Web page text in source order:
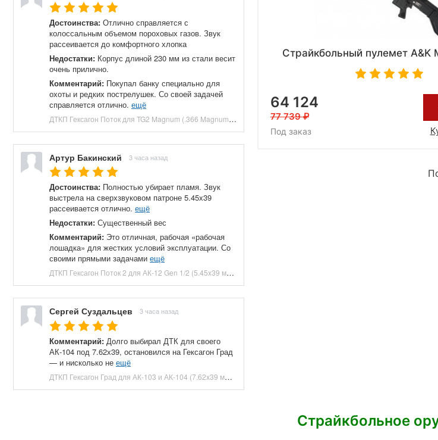
Достоинства: Отлично справляется с
колоссальным объемом пороховых газов. Звук
рассеивается до комфортного хлопка
Недостатки: Корпус длиной 230 мм из стали весит
очень прилично.
Комментарий: Покупал банку специально для
охоты и редких пострелушек. Со своей задачей
справляется отлично. ещё
ДТКП Гексагон Поток для TG2 Magnum (.366 Magnum, M24x1.5, 230 мм, банка) купить в Москве и СПБ, цена 27040 руб. Доставка по РФ!
Артур Бакинский 3 часа назад
Достоинства: Полностью убирает пламя. Звук
выстрела на сверхзвуковом патроне 5.45х39
рассеивается отлично. ещё
Недостатки: Существенный вес
Комментарий: Это отличная, рабочая «рабочая
лошадка» для жестких условий эксплуатации. Со
своими прямыми задачами ещё
ДТКП Гексагон Поток 2 для АК-12 Gen 1/2 (5.45x39 мм, байонет, 190 мм, 7 камер, банка, сталь) купить в Москве и СПБ, цена 10500 руб. Доставка по РФ!
Сергей Суздальцев 3 часа назад
Комментарий: Долго выбирал ДТК для своего
АК-104 под 7.62х39, остановился на Гексагон Град
— и нисколько не ещё
ДТКП Гексагон Град для АК-103 и АК-104 (7.62x39 мм, M24x1.5, 200 мм, 7 камер, банка, сталь) купить в Москве и СПБ, цена 29250 руб. Доставка по РФ!
Страйкбольный пулемет A&K
64 124
77 739
Под заказ
Страйкбольное